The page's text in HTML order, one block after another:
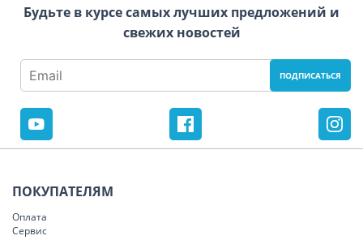
Будьте в курсе самых лучших предложений и
свежих новостей
ПОКУПАТЕЛЯМ
Оплата
Сервис